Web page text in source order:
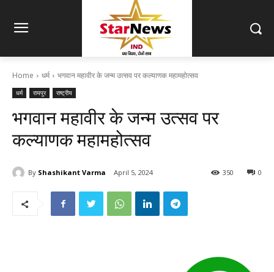
Home धर्म भगवान महावीर के जन्म उत्सव पर कल्याणक महामहोत्सव
धर्म रायपुर राष्ट्रीय
भगवान महावीर के जन्म उत्सव पर
कल्याणक महामहोत्सव
By Shashikant Varma April 5, 2024 0
350